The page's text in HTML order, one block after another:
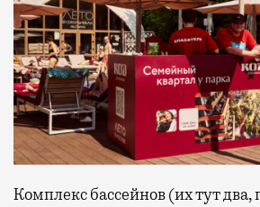
Комплекс бассейнов (их тут два,